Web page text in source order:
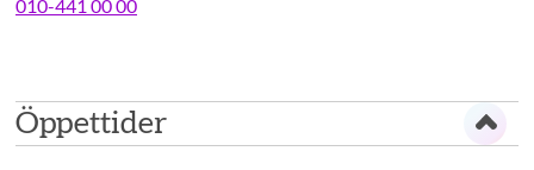
010-441 00 00
Öppettider